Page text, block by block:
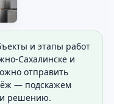
и этапы работ
Сахалинске и
отправить
— подскажем
и решению.